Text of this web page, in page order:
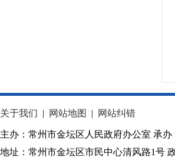
关于我们 | 网站地图 | 网站纠错
主办：常州市金坛区人民政府办公室 承
地址：常州市金坛区市民中心清风路1号